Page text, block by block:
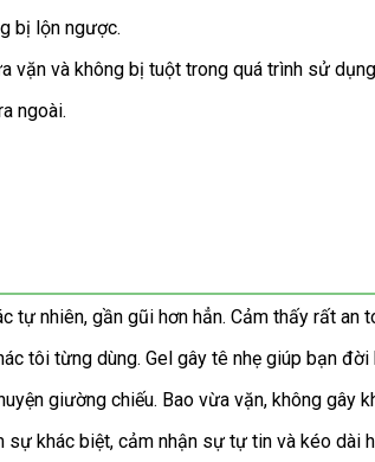
bị lộn ngược.
vặn và không bị tuột trong quá trình sử
ngoài.
nhiên, gần gũi hơn hẳn. Cảm thấy rất an
tôi từng dùng. Gel gây tê nhẹ giúp bạn
giường chiếu. Bao vừa vặn, không gây
khác biệt, cảm nhận sự tự tin và kéo